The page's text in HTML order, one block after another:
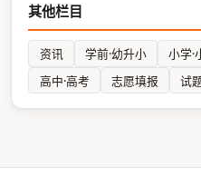
其他栏目
资讯 学前·幼升小 小学·
高中·高考
志愿填报 试